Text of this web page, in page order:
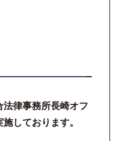
律事務所長崎オフ
しております。